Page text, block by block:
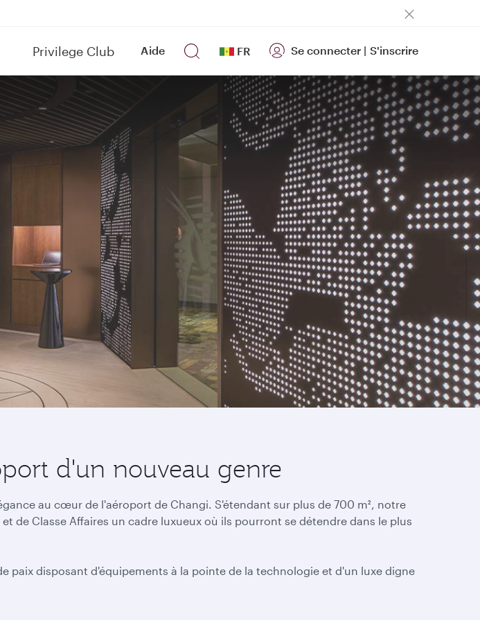
Erbil (EBL), and Kuwait (KWI)
Privilege Club Aide FR Se connecter | S'inscrire
d'un nouveau genre
au cœur de l'aéroport de Changi. S'étendant sur plus de 700 m², notre
de Classe Affaires un cadre luxueux où ils pourront se détendre dans le plus
paix disposant d'équipements à la pointe de la technologie et d'un luxe digne